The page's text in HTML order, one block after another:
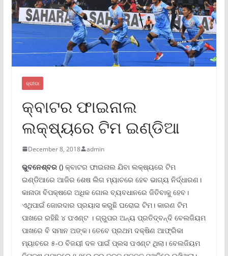
କ୍ରୀଡା
କ୍ବାଟର ଫାଇନାଲ
ଲକ୍ଷ୍ୟରେ ଟିମ ଇଣ୍ଡିଆ
December 8, 2018 admin
ଭୁବନେଶ୍ବର () କ୍ବାଟର ଫାଇନାଲ ଯିବା ଲକ୍ଷ୍ୟରେ ଟିମ
ଇଣ୍ଡିଆରେ ଆଜିର ଶେଷ ଲିଗ ମ୍ୟାଚରେ ହେବ ଭାଗ୍ୟ ନିର୍ଦ୍ଧାରଣ।
କାନାଡା ବିପକ୍ଷରେ ଅଧିକ ଗୋଲ ବ୍ୟବଧାନରେ ଜିତିବାକୁ ହେବ।
ଏଥିପାଇଁ ଜୋରଦାର ପ୍ରୟାସ କରୁଛି ଘରୋଇ ଟିମ। କାରଣ ଟିମ
ପାଖରେ ରହିଛି ୪ ପଏଣ୍ଟ । ଗ୍ରୁପର ଅନ୍ୟ ପ୍ରତିଦ୍ବନ୍ଦି ବେଲଜିୟମ
ପାଖରେ ବି ସମାନ ଅଙ୍କ। ତେବେ ପ୍ରଥମ ଦକ୍ଷିଣ ଆଫ୍ରିକା
ମ୍ୟାଚରେ ୫-୦ ବିଜୟୀ ଦଳ ପାଇଁ ପ୍ଲସ ପଏଣ୍ଟ ଥିଲା। ବେଲଜିୟମ